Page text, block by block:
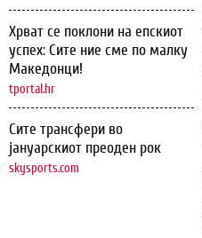
Хрват се поклони на епскиот
успех: Сите ние сме по малку
Македонци!
tportal.hr
Сите трансфери во
јануарскиот преоден рок
skysports.com